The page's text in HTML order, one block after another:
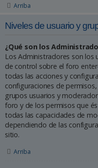
Arriba
Niveles de usuario y
¿Qué son los
Los Administradores son los
de control sobre el foro
todas las acciones y
configuraciones de
grupos usuarios y
foro y de los permisos que
todas las capacidades de
dependiendo de las
sitio.
Arriba